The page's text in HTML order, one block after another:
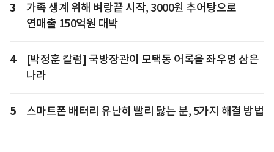
3
가족 생계 위해 벼랑끝 시작, 3000원 추어탕으로
연매출 150억원 대박
4
[박정훈 칼럼] 국방장관이 모택동 어록을 좌우명 삼은
나라
5 스마트폰 배터리 유난히 빨리 닳는 분, 5가지 해결 방법